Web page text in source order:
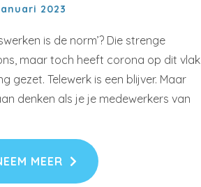
2023
is de norm’? Die strenge
maar toch heeft corona op dit vlak
gezet. Telewerk is een blijver. Maar
denken als je je medewerkers van
MEER